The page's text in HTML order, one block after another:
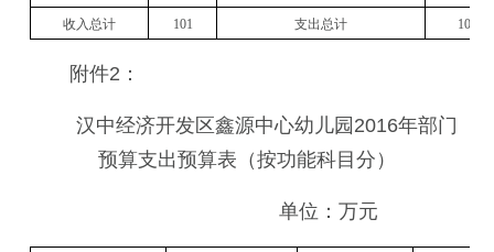
收入总计 101 支出总计 101
附件2：
汉中经济开发区鑫源中心幼儿园2016年部门
预算支出预算表（按功能科目分）
单位：万元